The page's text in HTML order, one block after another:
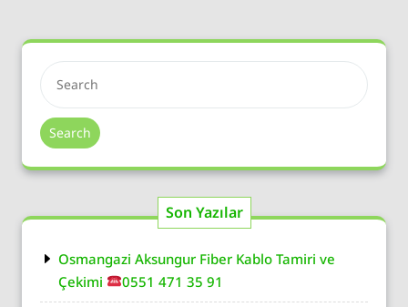
Search
Son Yazılar
Osmangazi Aksungur Fiber Kablo Tamiri ve
Çekimi
0551 471 35 91